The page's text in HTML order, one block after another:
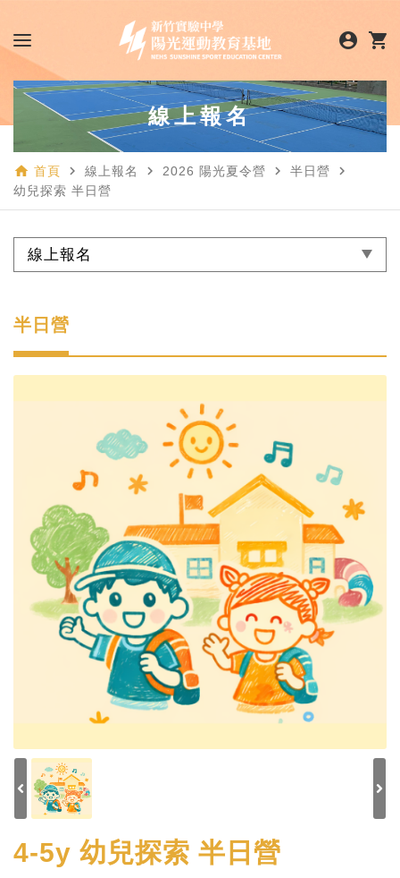
account_circle shopping_cart
線上報名
home 首頁 navigate_next 線上報名 navigate_next 2026 陽光夏令營 navigate_next 半日營 navigate_next
幼兒探索 半日營
線上報名
半日營
4-5y 幼兒探索 半日營